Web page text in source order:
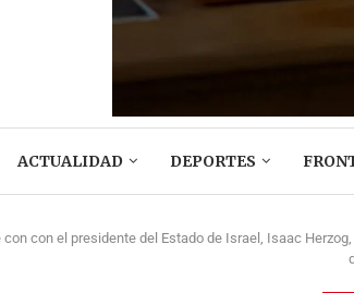
ACTUALIDAD DEPORTES
con el presidente del Estado de Israel, Isaac